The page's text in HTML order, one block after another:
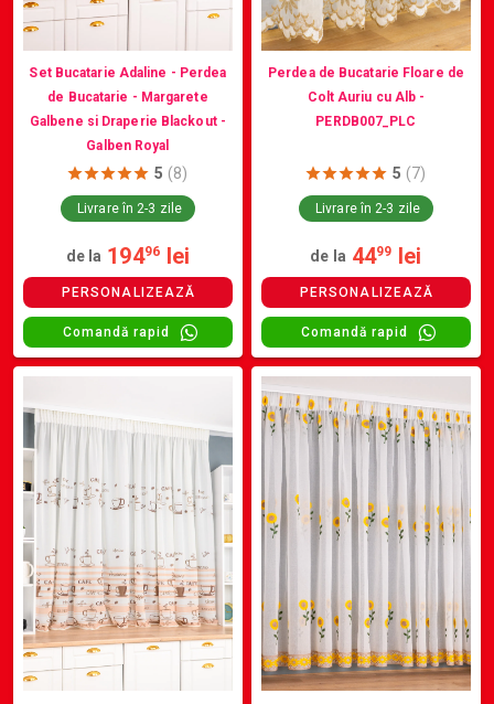
Set Bucatarie Adaline - Perdea
de Bucatarie - Margarete
Galbene si Draperie Blackout -
Galben Royal
5 (8)
Livrare în 2-3 zile
de la 19496 lei
PERSONALIZEAZĂ
Comandă rapid
Perdea de Bucatarie Floare de
Colt Auriu cu Alb -
PERDB007_PLC
5 (7)
Livrare în 2-3 zile
de la 4499 lei
PERSONALIZEAZĂ
Comandă rapid